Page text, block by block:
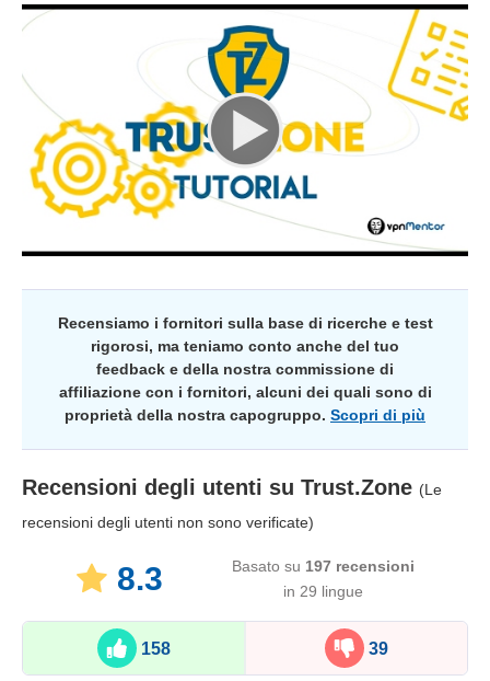
Recensiamo i fornitori sulla base di ricerche e test
rigorosi, ma teniamo conto anche del tuo
feedback e della nostra commissione di
affiliazione con i fornitori, alcuni dei quali sono di
proprietà della nostra capogruppo. Scopri di più
Recensioni degli utenti su Trust.Zone (Le
recensioni degli utenti non sono verificate)
8.3 Basato su 197 recensioni
in 29 lingue
158 39